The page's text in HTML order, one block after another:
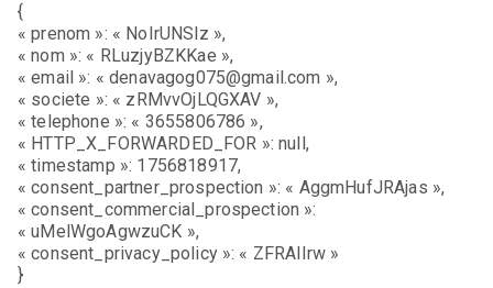
{
« prenom »: « NoIrUNSlz »,
« nom »: « RLuzjyBZKKae »,
« email »: « denavagog075@gmail.com »,
« societe »: « zRMvvOjLQGXAV »,
« telephone »: « 3655806786 »,
« HTTP_X_FORWARDED_FOR »: null,
« timestamp »: 1756818917,
« consent_partner_prospection »: « AggmHufJRAjas »,
« consent_commercial_prospection »:
« uMelWgoAgwzuCK »,
« consent_privacy_policy »: « ZFRAlIrw »
}